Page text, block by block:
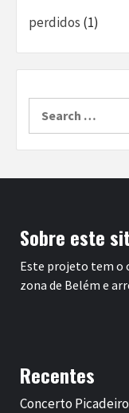
perdidos (1)
for:
Sobre este
Este projeto tem o
zona de Belém e
Recentes
Concerto